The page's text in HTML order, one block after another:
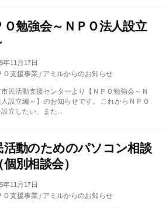
Ｏ勉強会～ＮＰＯ法人設立
年11月17日
Ｏ支援事業 / アミルからのお知らせ
民活動支援センターより【ＮＰＯ勉強会～Ｎ
人設立編～】のお知らせです。 これからＮＰＯ
立したい、また...
活動のためのパソコン相談
別相談会）
年11月17日
Ｏ支援事業 / アミルからのお知らせ